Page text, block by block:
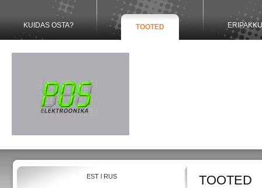
KUIDAS OSTA? TOOTED
EST l RUS TOOTED